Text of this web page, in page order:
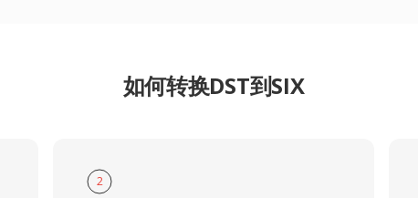
如何转换DST到SIX
2